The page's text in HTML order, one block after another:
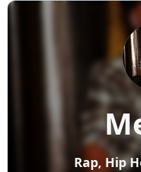
Rap, Hip